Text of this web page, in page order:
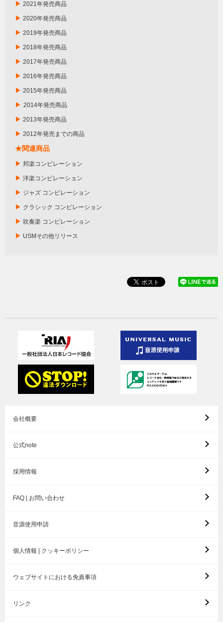
▶ 2021年発売商品
▶ 2020年発売商品
▶ 2019年発売商品
▶ 2018年発売商品
▶ 2017年発売商品
▶ 2016年発売商品
▶ 2015年発売商品
▶ 2014年発売商品
▶ 2013年発売商品
▶ 2012年発売までの商品
★関連商品
▶ 邦楽コンピレーション
▶ 洋楽コンピレーション
▶ ジャズ コンピレーション
▶ クラシック コンピレーション
▶ 吹奏楽 コンピレーション
▶ USMその他リリース
会社概要
公式note
採用情報
FAQ | お問い合わせ
音源使用申請
個人情報 | クッキーポリシー
ウェブサイトにおける免責事項
リンク